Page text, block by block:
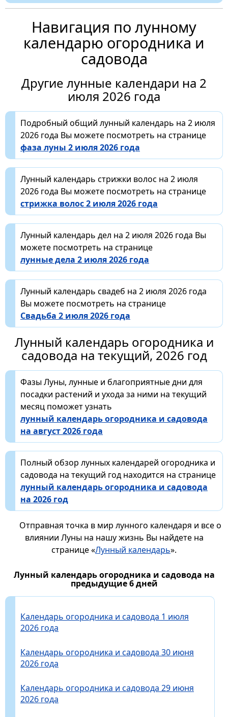
Навигация по лунному
календарю огородника и
садовода
Другие лунные календари на 2
июля 2026 года
Подробный общий лунный календарь на 2 июля
2026 года Вы можете посмотреть на странице
фаза луны 2 июля 2026 года
Лунный календарь стрижки волос на 2 июля
2026 года Вы можете посмотреть на странице
стрижка волос 2 июля 2026 года
Лунный календарь дел на 2 июля 2026 года Вы
можете посмотреть на странице
лунные дела 2 июля 2026 года
Лунный календарь свадеб на 2 июля 2026 года
Вы можете посмотреть на странице
Свадьба 2 июля 2026 года
Лунный календарь огородника и
садовода на текущий, 2026 год
Фазы Луны, лунные и благоприятные дни для
посадки растений и ухода за ними на текущий
месяц поможет узнать
лунный календарь огородника и садовода
на август 2026 года
Полный обзор лунных календарей огородника и
садовода на текущий год находится на странице
лунный календарь огородника и садовода
на 2026 год
Отправная точка в мир лунного календаря и все о
влиянии Луны на нашу жизнь Вы найдете на
странице «Лунный календарь».
Лунный календарь огородника и садовода на
предыдущие 6 дней
Календарь огородника и садовода 1 июля
2026 года
Календарь огородника и садовода 30 июня
2026 года
Календарь огородника и садовода 29 июня
2026 года